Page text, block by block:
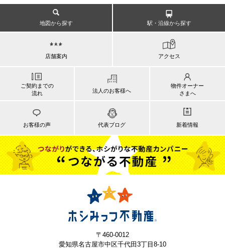
地図から探す 駅・沿線から探す
店舗案内 アクセス
ご契約までの
流れ
法人のお客様へ
物件オーナー
さまへ
お客様の声 代表ブログ 新着情報
〒460-0012
愛知県名古屋市中区千代田3丁目8-10